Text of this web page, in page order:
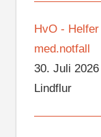
HvO -
med.notfall
30. Juli 2026
Lindflur